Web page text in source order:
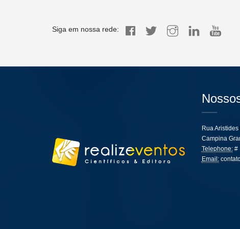
Siga em nossa rede:
Rua
Campina
Telephone:#
Email: